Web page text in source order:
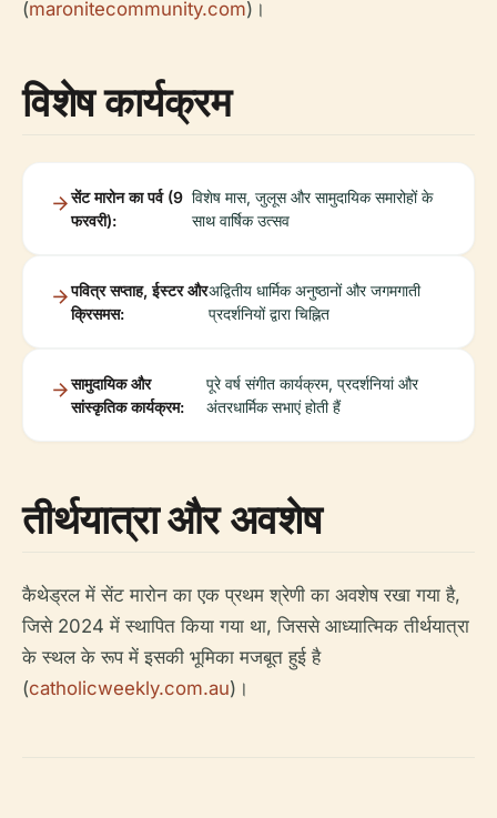
(maronitecommunity.com)।
विशेष कार्यक्रम
सेंट मारोन का पर्व (9
फरवरी):
विशेष मास, जुलूस और सामुदायिक समारोहों के
साथ वार्षिक उत्सव
पवित्र सप्ताह, ईस्टर और
क्रिसमस:
अद्वितीय धार्मिक अनुष्ठानों और जगमगाती
प्रदर्शनियों द्वारा चिह्नित
सामुदायिक और
सांस्कृतिक कार्यक्रम:
पूरे वर्ष संगीत कार्यक्रम, प्रदर्शनियां और
अंतरधार्मिक सभाएं होती हैं
तीर्थयात्रा और अवशेष
कैथेड्रल में सेंट मारोन का एक प्रथम श्रेणी का अवशेष रखा गया है,
जिसे 2024 में स्थापित किया गया था, जिससे आध्यात्मिक तीर्थयात्रा
के स्थल के रूप में इसकी भूमिका मजबूत हुई है
(catholicweekly.com.au)।